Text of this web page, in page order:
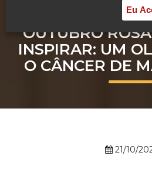
Prouni
OUTUBRO
INSPIRAR: UM
O CÂNCER DE
21/10/
Eu